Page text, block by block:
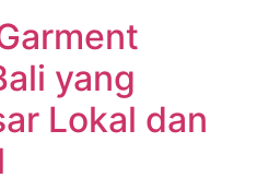
yang
Lokal dan